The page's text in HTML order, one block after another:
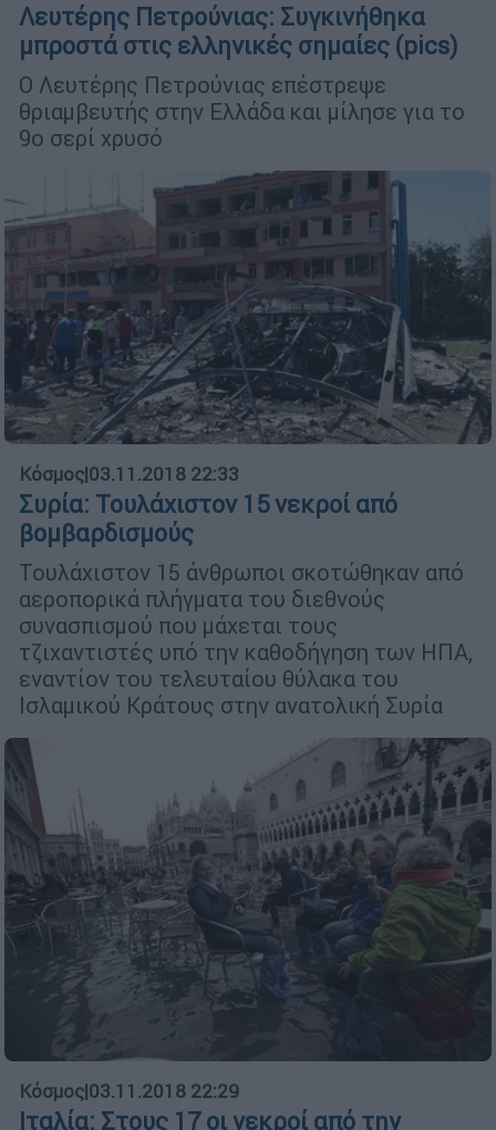
Λευτέρης Πετρούνιας: Συγκινήθηκα
μπροστά στις ελληνικές σημαίες (pics)
Ο Λευτέρης Πετρούνιας επέστρεψε
θριαμβευτής στην Ελλάδα και μίλησε για το
9ο σερί χρυσό
Κόσμος|03.11.2018 22:33
Συρία: Τουλάχιστον 15 νεκροί από
βομβαρδισμούς
Τουλάχιστον 15 άνθρωποι σκοτώθηκαν από
αεροπορικά πλήγματα του διεθνούς
συνασπισμού που μάχεται τους
τζιχαντιστές υπό την καθοδήγηση των ΗΠΑ,
εναντίον του τελευταίου θύλακα του
Ισλαμικού Κράτους στην ανατολική Συρία
Κόσμος|03.11.2018 22:29
Ιταλία: Στους 17 οι νεκροί από την